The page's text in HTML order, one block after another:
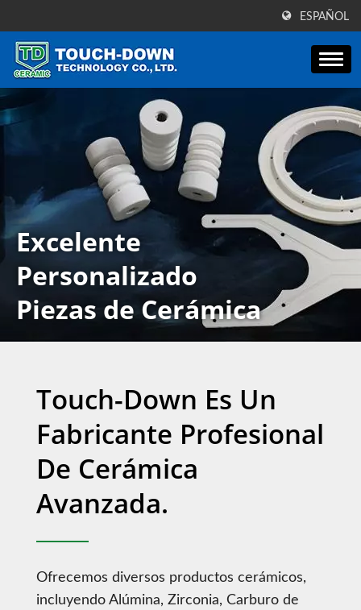
ESPAÑOL
Excelente
Personalizado
Piezas de Cerámica
Touch-Down Es Un
Fabricante Profesional
De Cerámica
Avanzada.
Ofrecemos diversos productos cerámicos,
incluyendo Alúmina, Zirconia, Carburo de